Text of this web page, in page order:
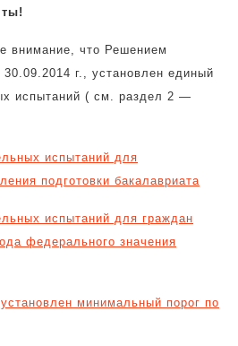
что Решением
г., установлен единый
испытаний ( см. раздел 2 —
испытаний для
подготовки бакалавриата
испытаний для граждан
федерального значения
минимальный порог по